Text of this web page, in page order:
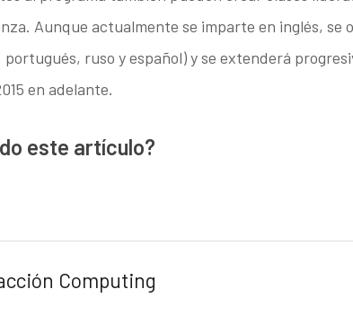
Aunque actualmente se imparte en inglés, se
ruso y español) y se extenderá
en adelante.
este artículo?
Computing